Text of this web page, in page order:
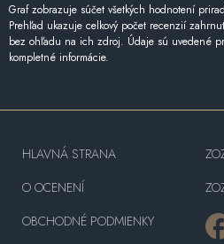
Graf zobrazuje súčet všetkých hodnotení
Prehľad ukazuje celkový počet recenzií
bez ohľadu na ich zdroj. Údaje sú uvedené
kompletné informácie.
HLAVNÁ STRANA
O OCENENÍ
OBCHODNÉ PODMIENKY